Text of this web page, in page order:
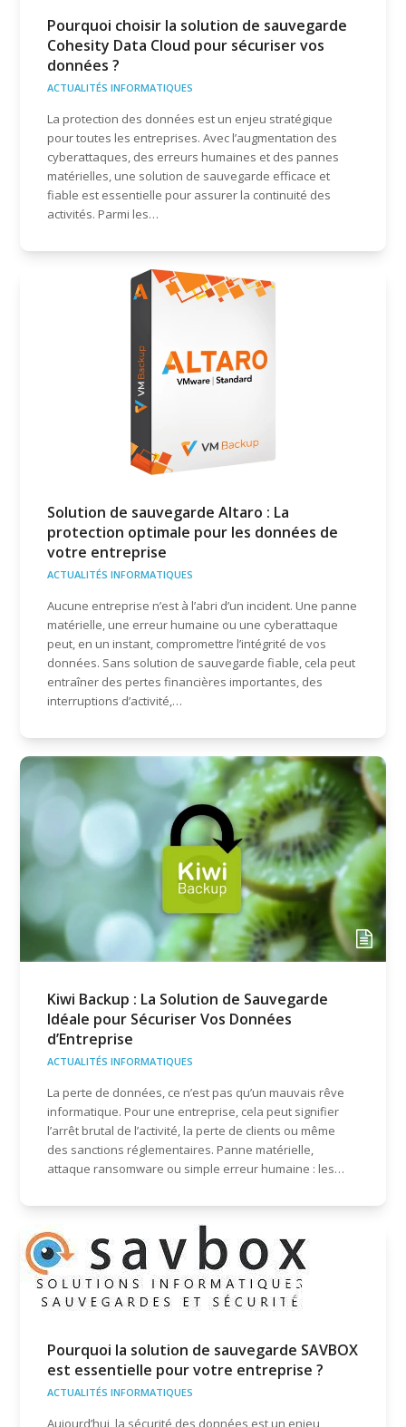
Pourquoi choisir la solution de sauvegarde
Cohesity Data Cloud pour sécuriser vos
données ?
ACTUALITÉS INFORMATIQUES
La protection des données est un enjeu stratégique
pour toutes les entreprises. Avec l’augmentation des
cyberattaques, des erreurs humaines et des pannes
matérielles, une solution de sauvegarde efficace et
fiable est essentielle pour assurer la continuité des
activités. Parmi les…
Solution de sauvegarde Altaro : La
protection optimale pour les données de
votre entreprise
ACTUALITÉS INFORMATIQUES
Aucune entreprise n’est à l’abri d’un incident. Une panne
matérielle, une erreur humaine ou une cyberattaque
peut, en un instant, compromettre l’intégrité de vos
données. Sans solution de sauvegarde fiable, cela peut
entraîner des pertes financières importantes, des
interruptions d’activité,…
Kiwi Backup : La Solution de Sauvegarde
Idéale pour Sécuriser Vos Données
d’Entreprise
ACTUALITÉS INFORMATIQUES
La perte de données, ce n’est pas qu’un mauvais rêve
informatique. Pour une entreprise, cela peut signifier
l’arrêt brutal de l’activité, la perte de clients ou même
des sanctions réglementaires. Panne matérielle,
attaque ransomware ou simple erreur humaine : les…
Pourquoi la solution de sauvegarde SAVBOX
est essentielle pour votre entreprise ?
ACTUALITÉS INFORMATIQUES
Aujourd’hui, la sécurité des données est un enjeu